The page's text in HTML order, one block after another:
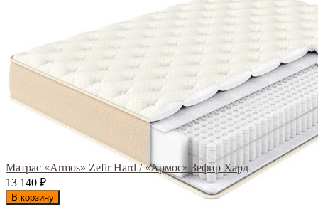
Матрас «Armos» Zefir Hard / «Армос» Зефир Хард
13 140 ₽
В корзину